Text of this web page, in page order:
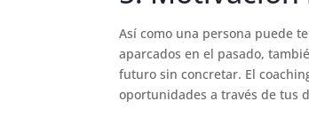
Así como una persona puede
aparcados en el pasado,
futuro sin concretar. El
oportunidades a través de tus